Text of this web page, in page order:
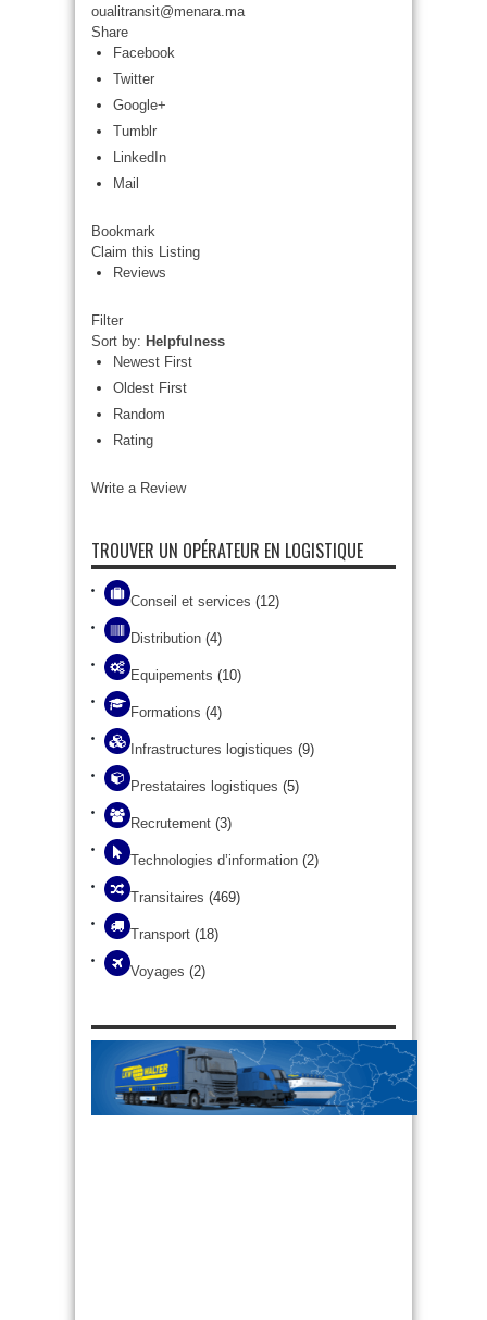
oualitransit@menara.ma
Share
Facebook
Twitter
Google+
Tumblr
LinkedIn
Mail
Bookmark
Claim this Listing
Reviews
Filter
Sort by: Helpfulness
Newest First
Oldest First
Random
Rating
Write a Review
TROUVER UN OPÉRATEUR EN LOGISTIQUE
Conseil et services (12)
Distribution (4)
Equipements (10)
Formations (4)
Infrastructures logistiques (9)
Prestataires logistiques (5)
Recrutement (3)
Technologies d’information (2)
Transitaires (469)
Transport (18)
Voyages (2)